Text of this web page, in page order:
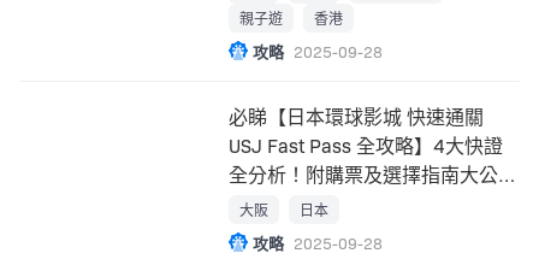
親子遊
香港
攻略 2025-09-28
必睇【日本環球影城 快速通關
USJ Fast Pass 全攻略】4大快證
全分析！附購票及選擇指南大公
開！
大阪 日本
攻略 2025-09-28